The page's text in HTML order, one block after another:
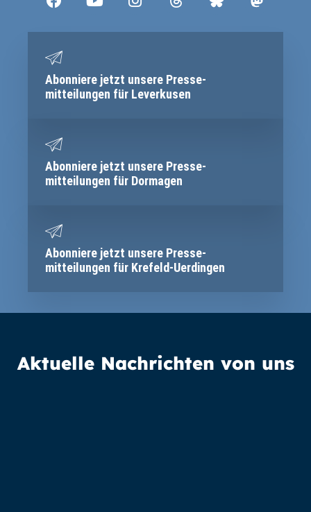
Abonniere jetzt unsere Presse­
mitteilungen für Leverkusen
Abonniere jetzt unsere Presse­
mitteilungen für Dormagen
Abonniere jetzt unsere Presse­
mitteilungen für Krefeld-Uerdingen
Aktuelle Nachrichten von uns